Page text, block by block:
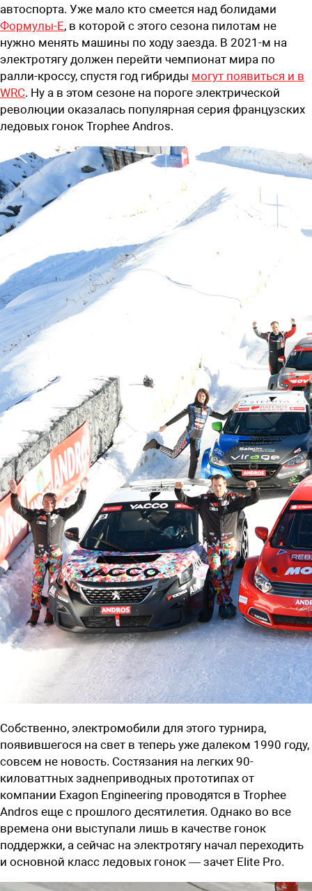
автоспорта. Уже мало кто смеется над болидами
Формулы-Е, в которой с этого сезона пилотам не
нужно менять машины по ходу заезда. В 2021-м на
электротягу должен перейти чемпионат мира по
ралли-кроссу, спустя год гибриды могут появиться и в
WRC. Ну а в этом сезоне на пороге электрической
революции оказалась популярная серия французских
ледовых гонок Trophee Andros.
Собственно, электромобили для этого турнира,
появившегося на свет в теперь уже далеком 1990 году,
совсем не новость. Состязания на легких 90-
киловаттных заднеприводных прототипах от
компании Exagon Engineering проводятся в Trophee
Andros еще с прошлого десятилетия. Однако во все
времена они выступали лишь в качестве гонок
поддержки, а сейчас на электротягу начал переходить
и основной класс ледовых гонок — зачет Elite Pro.